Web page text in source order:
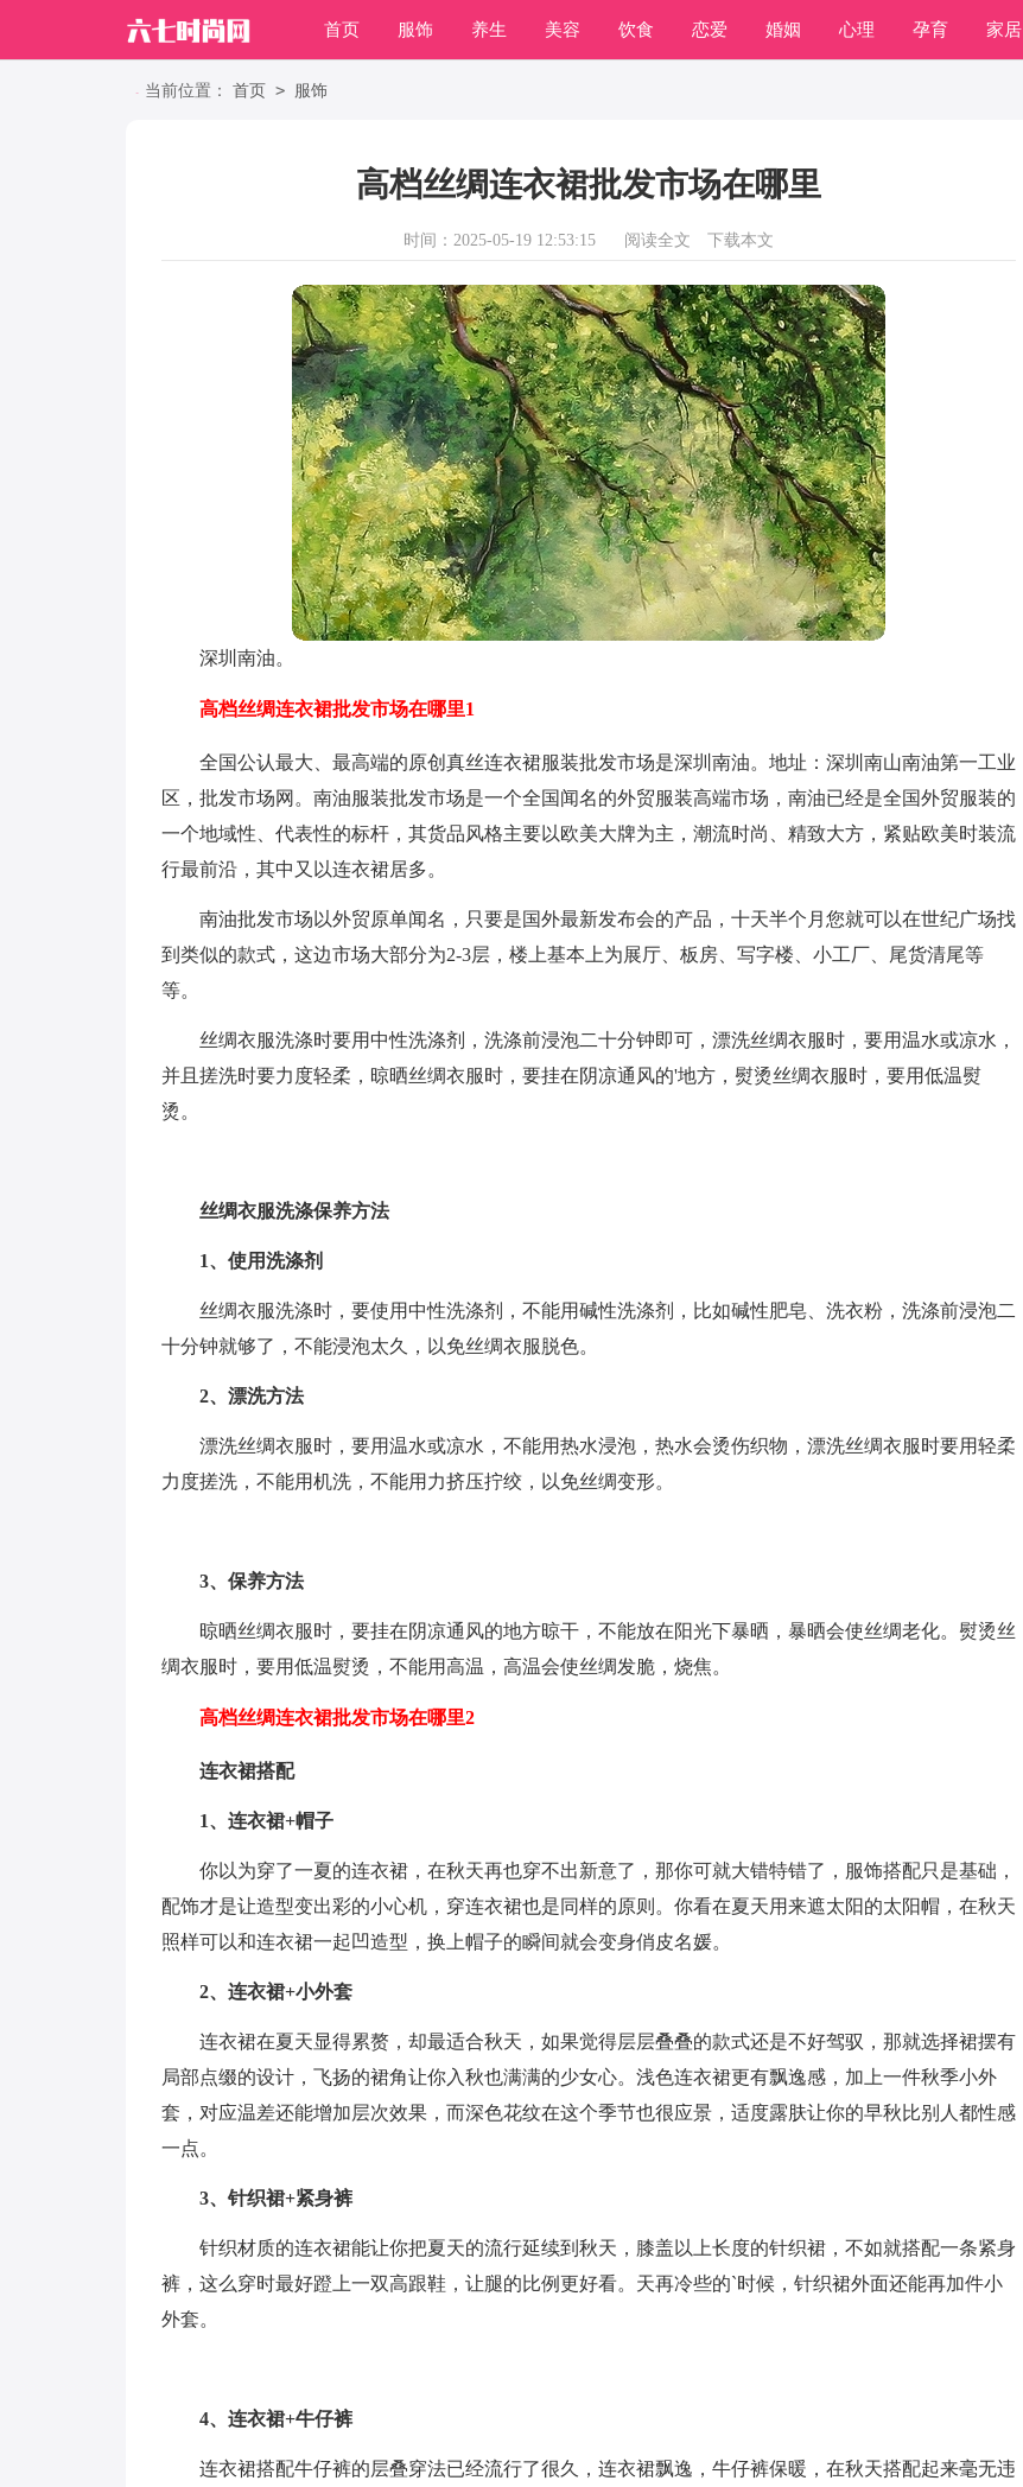
首页 服饰 养生 美容 饮食 恋爱 婚姻 心理 孕育 家居
职场
当前位置： 首页 > 服饰
高档丝绸连衣裙批发市场在哪里
时间：2025-05-19 12:53:15 阅读全文 下载本文
深圳南油。
高档丝绸连衣裙批发市场在哪里1
全国公认最大、最高端的原创真丝连衣裙服装批发市场是深圳南油。地址：深圳南山南油第一工业
区，批发市场网。南油服装批发市场是一个全国闻名的外贸服装高端市场，南油已经是全国外贸服装的
一个地域性、代表性的标杆，其货品风格主要以欧美大牌为主，潮流时尚、精致大方，紧贴欧美时装流
行最前沿，其中又以连衣裙居多。
南油批发市场以外贸原单闻名，只要是国外最新发布会的产品，十天半个月您就可以在世纪广场找
到类似的款式，这边市场大部分为2-3层，楼上基本上为展厅、板房、写字楼、小工厂、尾货清尾等
等。
丝绸衣服洗涤时要用中性洗涤剂，洗涤前浸泡二十分钟即可，漂洗丝绸衣服时，要用温水或凉水，
并且搓洗时要力度轻柔，晾晒丝绸衣服时，要挂在阴凉通风的'地方，熨烫丝绸衣服时，要用低温熨
烫。
丝绸衣服洗涤保养方法
1、使用洗涤剂
丝绸衣服洗涤时，要使用中性洗涤剂，不能用碱性洗涤剂，比如碱性肥皂、洗衣粉，洗涤前浸泡二
十分钟就够了，不能浸泡太久，以免丝绸衣服脱色。
2、漂洗方法
漂洗丝绸衣服时，要用温水或凉水，不能用热水浸泡，热水会烫伤织物，漂洗丝绸衣服时要用轻柔
力度搓洗，不能用机洗，不能用力挤压拧绞，以免丝绸变形。
3、保养方法
晾晒丝绸衣服时，要挂在阴凉通风的地方晾干，不能放在阳光下暴晒，暴晒会使丝绸老化。熨烫丝
绸衣服时，要用低温熨烫，不能用高温，高温会使丝绸发脆，烧焦。
高档丝绸连衣裙批发市场在哪里2
连衣裙搭配
1、连衣裙+帽子
你以为穿了一夏的连衣裙，在秋天再也穿不出新意了，那你可就大错特错了，服饰搭配只是基础，
配饰才是让造型变出彩的小心机，穿连衣裙也是同样的原则。你看在夏天用来遮太阳的太阳帽，在秋天
照样可以和连衣裙一起凹造型，换上帽子的瞬间就会变身俏皮名媛。
2、连衣裙+小外套
连衣裙在夏天显得累赘，却最适合秋天，如果觉得层层叠叠的款式还是不好驾驭，那就选择裙摆有
局部点缀的设计，飞扬的裙角让你入秋也满满的少女心。浅色连衣裙更有飘逸感，加上一件秋季小外
套，对应温差还能增加层次效果，而深色花纹在这个季节也很应景，适度露肤让你的早秋比别人都性感
一点。
3、针织裙+紧身裤
针织材质的连衣裙能让你把夏天的流行延续到秋天，膝盖以上长度的针织裙，不如就搭配一条紧身
裤，这么穿时最好蹬上一双高跟鞋，让腿的比例更好看。天再冷些的`时候，针织裙外面还能再加件小
外套。
4、连衣裙+牛仔裤
连衣裙搭配牛仔裤的层叠穿法已经流行了很久，连衣裙飘逸，牛仔裤保暖，在秋天搭配起来毫无违